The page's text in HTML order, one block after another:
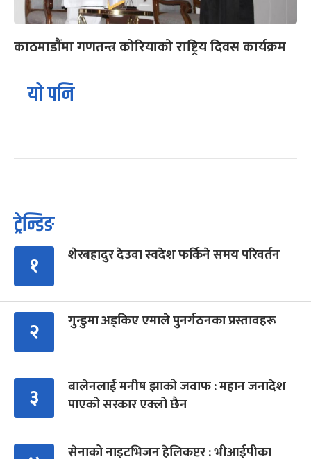
काठमाडौंमा गणतन्त्र कोरियाको राष्ट्रिय दिवस कार्यक्रम
यो पनि
ट्रेन्डिङ
१ शेरबहादुर देउवा स्वदेश फर्किने समय परिवर्तन
२ गुन्डुमा अड्किए एमाले पुनर्गठनका प्रस्तावहरू
३
बालेनलाई मनीष झाको जवाफ : महान जनादेश
पाएको सरकार एक्लो छैन
सेनाको नाइटभिजन हेलिकप्टर : भीआईपीका